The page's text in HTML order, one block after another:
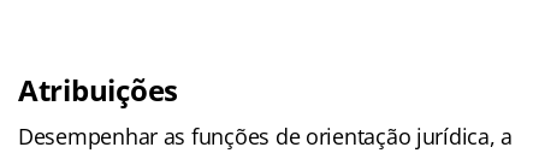
Atribuições
Desempenhar as funções de orientação jurídica, a